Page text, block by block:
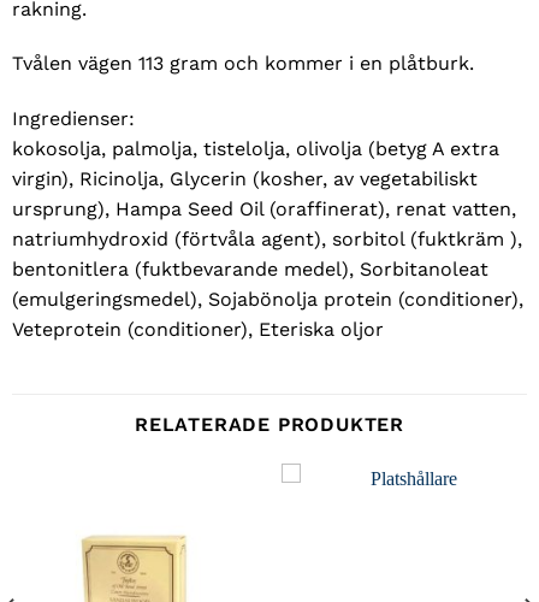
rakning.
Tvålen vägen 113 gram och kommer i en plåtburk.
Ingredienser:
kokosolja, palmolja, tistelolja, olivolja (betyg A extra
virgin), Ricinolja, Glycerin (kosher, av vegetabiliskt
ursprung), Hampa Seed Oil (oraffinerat), renat vatten,
natriumhydroxid (förtvåla agent), sorbitol (fuktkräm ),
bentonitlera (fuktbevarande medel), Sorbitanoleat
(emulgeringsmedel), Sojabönolja protein (conditioner),
Veteprotein (conditioner), Eteriska oljor
RELATERADE PRODUKTER